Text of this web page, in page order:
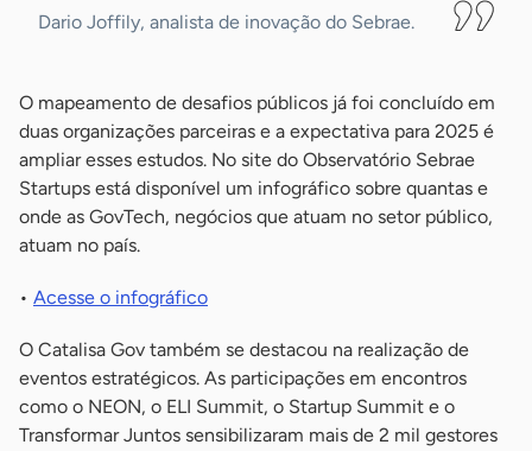
Dario Joffily, analista de inovação do Sebrae.
O mapeamento de desafios públicos já foi concluído em
duas organizações parceiras e a expectativa para 2025 é
ampliar esses estudos. No site do Observatório Sebrae
Startups está disponível um infográfico sobre quantas e
onde as GovTech, negócios que atuam no setor público,
atuam no país.
• Acesse o infográfico
O Catalisa Gov também se destacou na realização de
eventos estratégicos. As participações em encontros
como o NEON, o ELI Summit, o Startup Summit e o
Transformar Juntos sensibilizaram mais de 2 mil gestores